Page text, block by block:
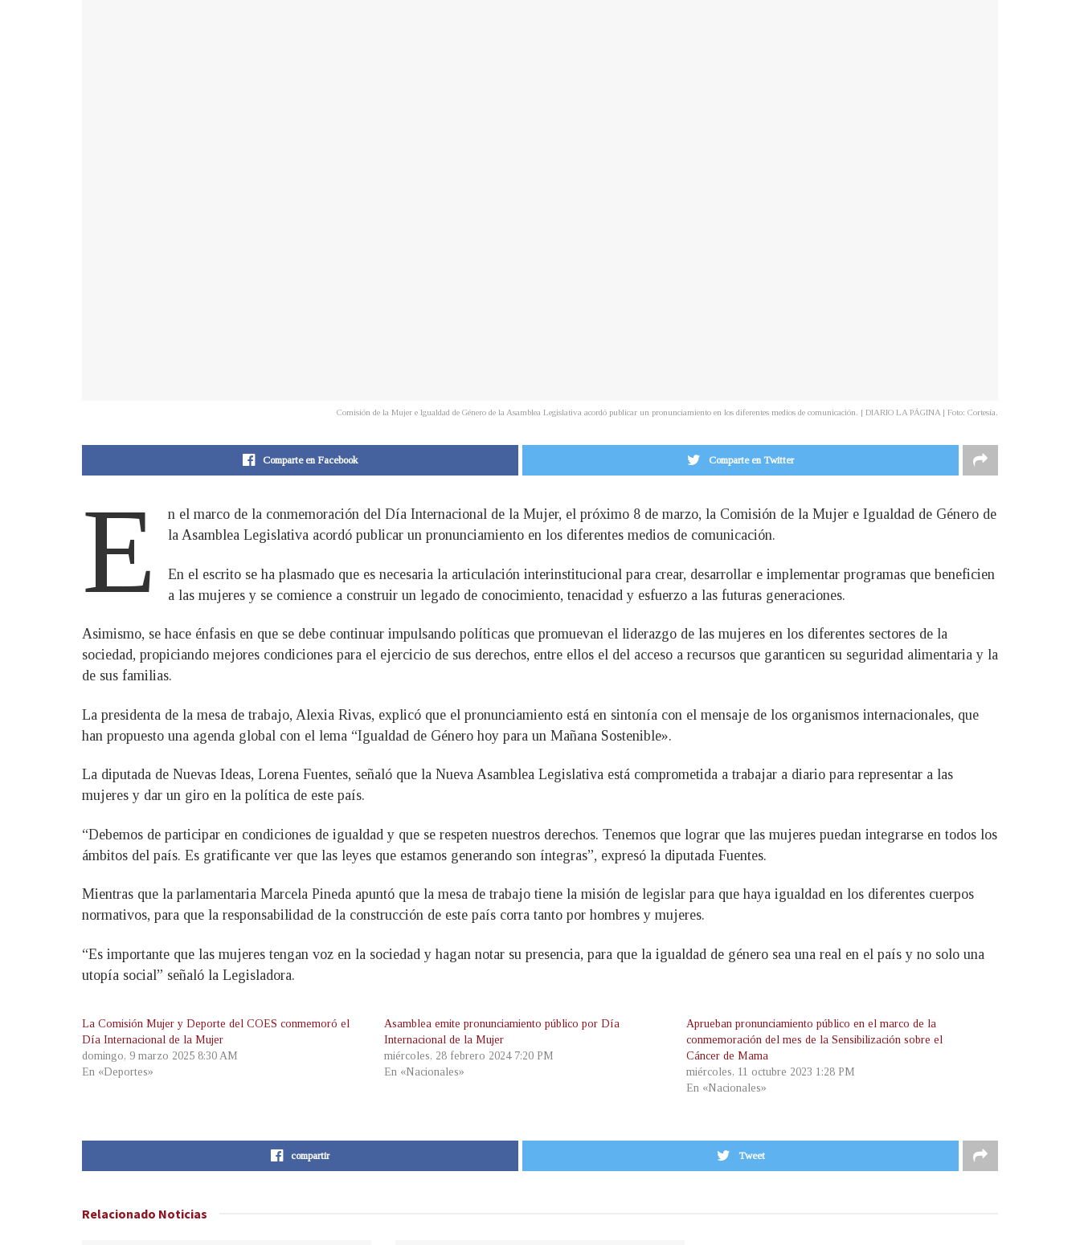
Comisión de la Mujer e Igualdad de Género de la Asamblea Legislativa acordó publicar un pronunciamiento en los diferentes medios de comunicación. | DIARIO LA PÁGINA | Foto: Cortesía.
Comparte en Facebook Comparte en Twitter
E
n el marco de la conmemoración del Día Internacional de la Mujer, el próximo 8 de marzo, la Comisión de la Mujer e Igualdad de Género de
la Asamblea Legislativa acordó publicar un pronunciamiento en los diferentes medios de comunicación.
En el escrito se ha plasmado que es necesaria la articulación interinstitucional para crear, desarrollar e implementar programas que beneficien
a las mujeres y se comience a construir un legado de conocimiento, tenacidad y esfuerzo a las futuras generaciones.
Asimismo, se hace énfasis en que se debe continuar impulsando políticas que promuevan el liderazgo de las mujeres en los diferentes sectores de la
sociedad, propiciando mejores condiciones para el ejercicio de sus derechos, entre ellos el del acceso a recursos que garanticen su seguridad alimentaria y la
de sus familias.
La presidenta de la mesa de trabajo, Alexia Rivas, explicó que el pronunciamiento está en sintonía con el mensaje de los organismos internacionales, que
han propuesto una agenda global con el lema “Igualdad de Género hoy para un Mañana Sostenible».
La diputada de Nuevas Ideas, Lorena Fuentes, señaló que la Nueva Asamblea Legislativa está comprometida a trabajar a diario para representar a las
mujeres y dar un giro en la política de este país.
“Debemos de participar en condiciones de igualdad y que se respeten nuestros derechos. Tenemos que lograr que las mujeres puedan integrarse en todos los
ámbitos del país. Es gratificante ver que las leyes que estamos generando son íntegras”, expresó la diputada Fuentes.
Mientras que la parlamentaria Marcela Pineda apuntó que la mesa de trabajo tiene la misión de legislar para que haya igualdad en los diferentes cuerpos
normativos, para que la responsabilidad de la construcción de este país corra tanto por hombres y mujeres.
“Es importante que las mujeres tengan voz en la sociedad y hagan notar su presencia, para que la igualdad de género sea una real en el país y no solo una
utopía social” señaló la Legisladora.
La Comisión Mujer y Deporte del COES conmemoró el
Día Internacional de la Mujer
domingo, 9 marzo 2025 8:30 AM
En «Deportes»
Asamblea emite pronunciamiento público por Día
Internacional de la Mujer
miércoles, 28 febrero 2024 7:20 PM
En «Nacionales»
Aprueban pronunciamiento público en el marco de la
conmemoración del mes de la Sensibilización sobre el
Cáncer de Mama
miércoles, 11 octubre 2023 1:28 PM
En «Nacionales»
compartir Tweet
Relacionado Noticias